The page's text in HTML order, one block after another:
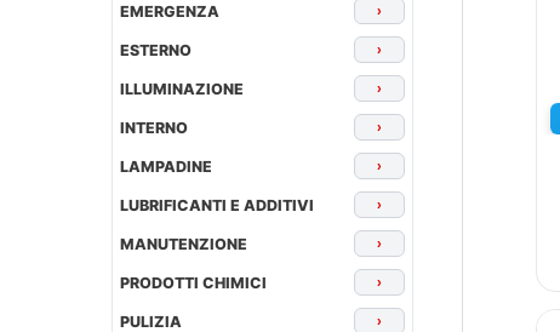
EMERGENZA
›
ESTERNO ›
ILLUMINAZIONE ›
INTERNO ›
LAMPADINE ›
LUBRIFICANTI E ADDITIVI ›
MANUTENZIONE ›
PRODOTTI CHIMICI ›
PULIZIA ›